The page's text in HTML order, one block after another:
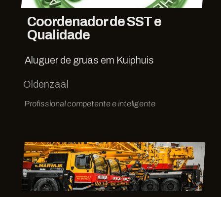
Coordenador de SST e
Qualidade
Aluguer de gruas em Kuiphuis
Oldenzaal
Profissional competente e inteligente